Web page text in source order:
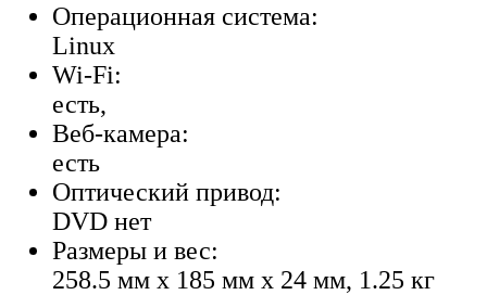
Операционная система:
Linux
Wi-Fi:
есть,
Веб-камера:
есть
Оптический привод:
DVD нет
Размеры и вес:
258.5 мм x 185 мм x 24 мм, 1.25 кг